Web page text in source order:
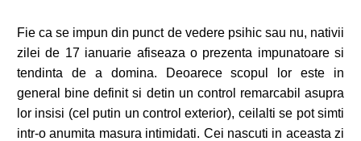
Fie ca se impun din punct de vedere psihic sau nu, nativii
zilei de 17 ianuarie afiseaza o prezenta impunatoare si
tendinta de a domina. Deoarece scopul lor este in
general bine definit si detin un control remarcabil asupra
lor insisi (cel putin un control exterior), ceilalti se pot simti
intr-o anumita masura intimidati. Cei nascuti in aceasta zi